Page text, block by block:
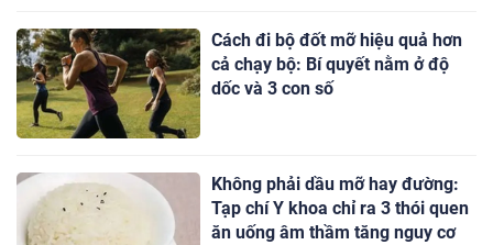
Cách đi bộ đốt mỡ hiệu quả hơn
cả chạy bộ: Bí quyết nằm ở độ
dốc và 3 con số
Không phải dầu mỡ hay đường:
Tạp chí Y khoa chỉ ra 3 thói quen
ăn uống âm thầm tăng nguy cơ